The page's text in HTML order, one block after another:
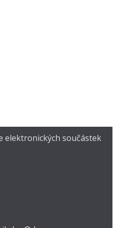
elektronických součástek